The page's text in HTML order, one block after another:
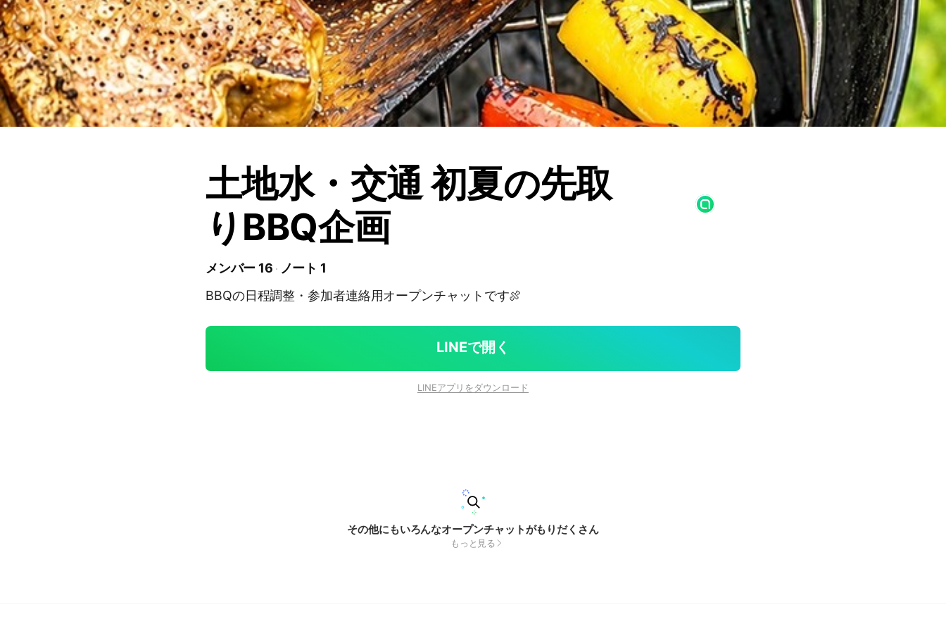
土地水・交通 初夏の先取
りBBQ企画
メンバー 16
ノート 1
BBQの日程調整・参加者連絡用オープンチャットです🍖
LINEで開く
LINEアプリをダウンロード
その他にもいろんなオープンチャットがもりだくさん
もっと見る